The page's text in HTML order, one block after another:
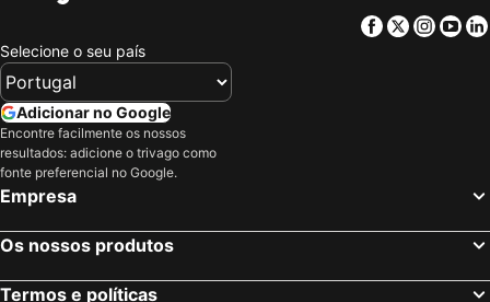
Las Gaviotas Suites Hotel
Grupotel Alcudia Pins
Grupotel Port De Alcudia
Sarena de Muro Resort Mallorca
Iberostar Selection Albufera Park
Galaxia Boutique Hotel
Grupotel Maritimo
Hotel More
JS Horitzó
Eix Alcudia Hotel Adults Only
VIVA Golf Adults Only 18+
Facebook
Twitter
Selecione o seu país
Adicionar no Google
Encontre facilmente os nossos
resultados: adicione o trivago como
fonte preferencial no Google.
Empresa
Os nossos produtos
Termos e políticas